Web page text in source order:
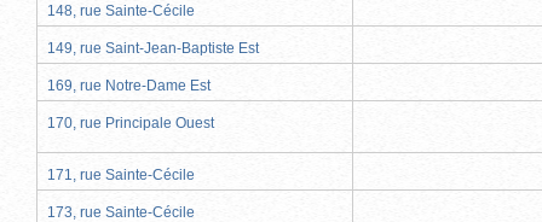
148, rue Sainte-Cécile
149, rue Saint-Jean-Baptiste Est
169, rue Notre-Dame Est
170, rue Principale Ouest
171, rue Sainte-Cécile
173, rue Sainte-Cécile